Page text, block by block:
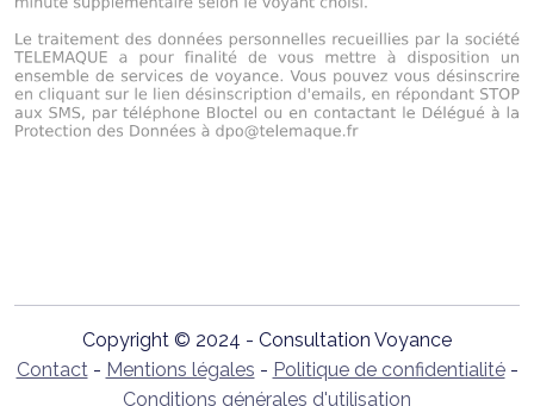
Copyright © 2024 - Consultation Voyance
Contact- Mentions légales - Politique de confidentialité-
Conditions générales d'utilisation